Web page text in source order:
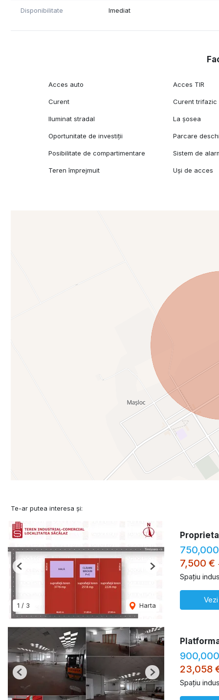
Disponibilitate Imediat
Acces auto Acces TIR
Curent Curent trifazic
Iluminat stradal La șosea
Oportunitate de investiții Parcare
Posibilitate de compartimentare Sistem de
Teren împrejmuit Uși de acces
Te-ar putea interesa și:
1 / 3 Harta
Previous Next
7,500 €
Spațiu
Previous Next
23,058
Spațiu